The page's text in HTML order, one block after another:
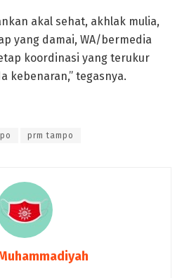
akal sehat, akhlak mulia,
yang damai, WA/bermedia
koordinasi yang terukur
kebenaran,” tegasnya.
prm tampo